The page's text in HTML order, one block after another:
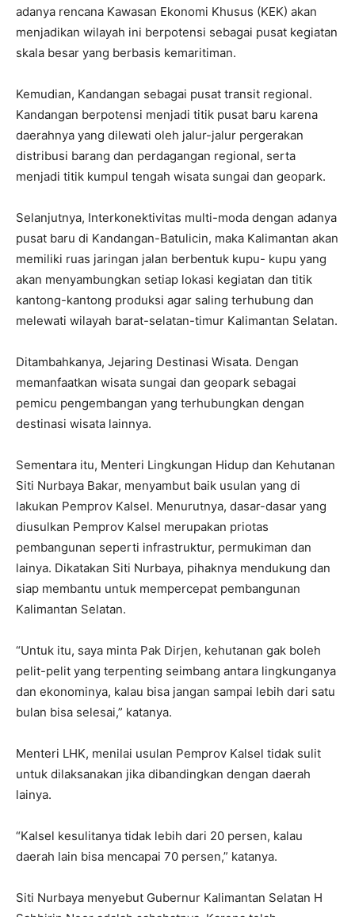
adanya rencana Kawasan Ekonomi Khusus (KEK) akan
menjadikan wilayah ini berpotensi sebagai pusat kegiatan
skala besar yang berbasis kemaritiman.
Kemudian, Kandangan sebagai pusat transit regional.
Kandangan berpotensi menjadi titik pusat baru karena
daerahnya yang dilewati oleh jalur-jalur pergerakan
distribusi barang dan perdagangan regional, serta
menjadi titik kumpul tengah wisata sungai dan geopark.
Selanjutnya, Interkonektivitas multi-moda dengan adanya
pusat baru di Kandangan-Batulicin, maka Kalimantan akan
memiliki ruas jaringan jalan berbentuk kupu- kupu yang
akan menyambungkan setiap lokasi kegiatan dan titik
kantong-kantong produksi agar saling terhubung dan
melewati wilayah barat-selatan-timur Kalimantan Selatan.
Ditambahkanya, Jejaring Destinasi Wisata. Dengan
memanfaatkan wisata sungai dan geopark sebagai
pemicu pengembangan yang terhubungkan dengan
destinasi wisata lainnya.
Sementara itu, Menteri Lingkungan Hidup dan Kehutanan
Siti Nurbaya Bakar, menyambut baik usulan yang di
lakukan Pemprov Kalsel. Menurutnya, dasar-dasar yang
diusulkan Pemprov Kalsel merupakan priotas
pembangunan seperti infrastruktur, permukiman dan
lainya. Dikatakan Siti Nurbaya, pihaknya mendukung dan
siap membantu untuk mempercepat pembangunan
Kalimantan Selatan.
“Untuk itu, saya minta Pak Dirjen, kehutanan gak boleh
pelit-pelit yang terpenting seimbang antara lingkunganya
dan ekonominya, kalau bisa jangan sampai lebih dari satu
bulan bisa selesai,” katanya.
Menteri LHK, menilai usulan Pemprov Kalsel tidak sulit
untuk dilaksanakan jika dibandingkan dengan daerah
lainya.
“Kalsel kesulitanya tidak lebih dari 20 persen, kalau
daerah lain bisa mencapai 70 persen,” katanya.
Siti Nurbaya menyebut Gubernur Kalimantan Selatan H